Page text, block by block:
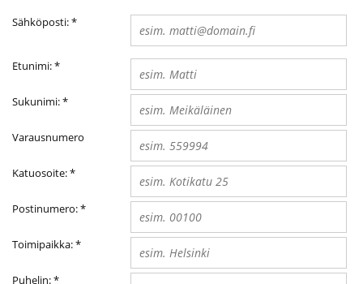
Sähköposti:*
Etunimi:*
Sukunimi:*
Varausnumero
Katuosoite:*
Postinumero:*
Toimipaikka:*
Puhelin:*